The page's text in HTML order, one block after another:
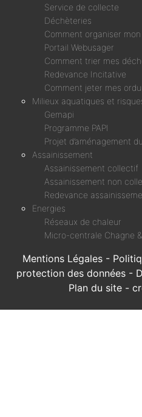
Service de collecte
Déchèteries
Comment organiser
Portail Webusager
Comment trier mes
Redevance Incitative
Comment jeter mes
Milieux aquatiques et
Gemapi
Programme PAPI
Projet d’aménagement
Assainissement
Assainissement collectif
Assainissement non
Redevance
Energies
Réseaux de chaleur
Micro-centrale Chagne
Mentions Légales -
protection des données -
Plan du site -